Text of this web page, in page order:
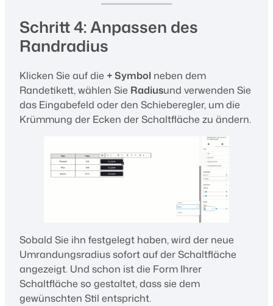
Schritt 4: Anpassen des
Randradius
Klicken Sie auf die + Symbol neben dem
Randetikett, wählen Sie Radiusund verwenden Sie
das Eingabefeld oder den Schieberegler, um die
Krümmung der Ecken der Schaltfläche zu ändern.
Sobald Sie ihn festgelegt haben, wird der neue
Umrandungsradius sofort auf der Schaltfläche
angezeigt. Und schon ist die Form Ihrer
Schaltfläche so gestaltet, dass sie dem
gewünschten Stil entspricht.